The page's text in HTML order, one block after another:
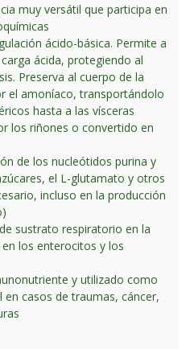
muy versátil que participa en
ácido-básica. Permite a
ácida, protegiendo al
Preserva al cuerpo de la
el amoníaco, transportándolo
hasta a las vísceras
los riñones o convertido en
de los nucleótidos purina y
el L-glutamato y otros
incluso en la producción
sustrato respiratorio en la
los enterocitos y los
y utilizado como
casos de traumas, cáncer,